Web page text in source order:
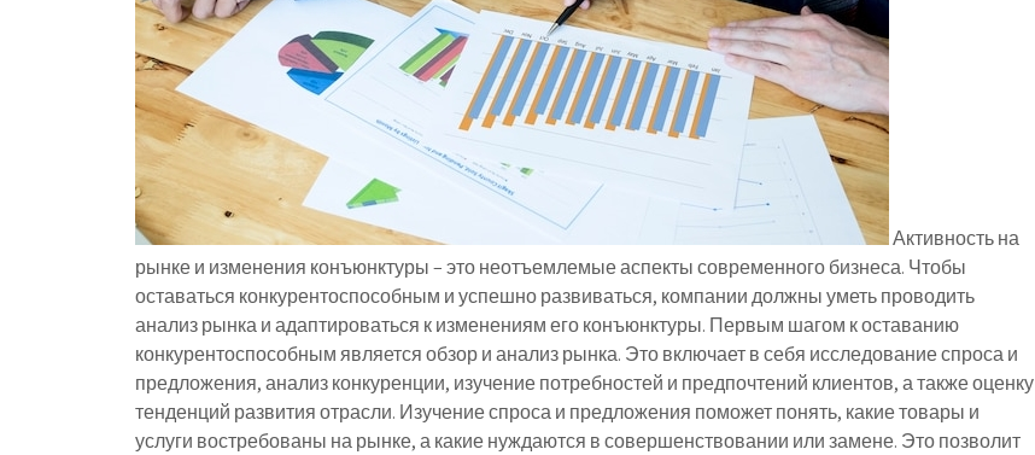
Активность на
рынке и изменения конъюнктуры – это неотъемлемые аспекты современного бизнеса. Чтобы
оставаться конкурентоспособным и успешно развиваться, компании должны уметь проводить
анализ рынка и адаптироваться к изменениям его конъюнктуры. Первым шагом к оставанию
конкурентоспособным является обзор и анализ рынка. Это включает в себя исследование спроса и
предложения, анализ конкуренции, изучение потребностей и предпочтений клиентов, а также оценку
тенденций развития отрасли. Изучение спроса и предложения поможет понять, какие товары и
услуги востребованы на рынке, а какие нуждаются в совершенствовании или замене. Это позволит